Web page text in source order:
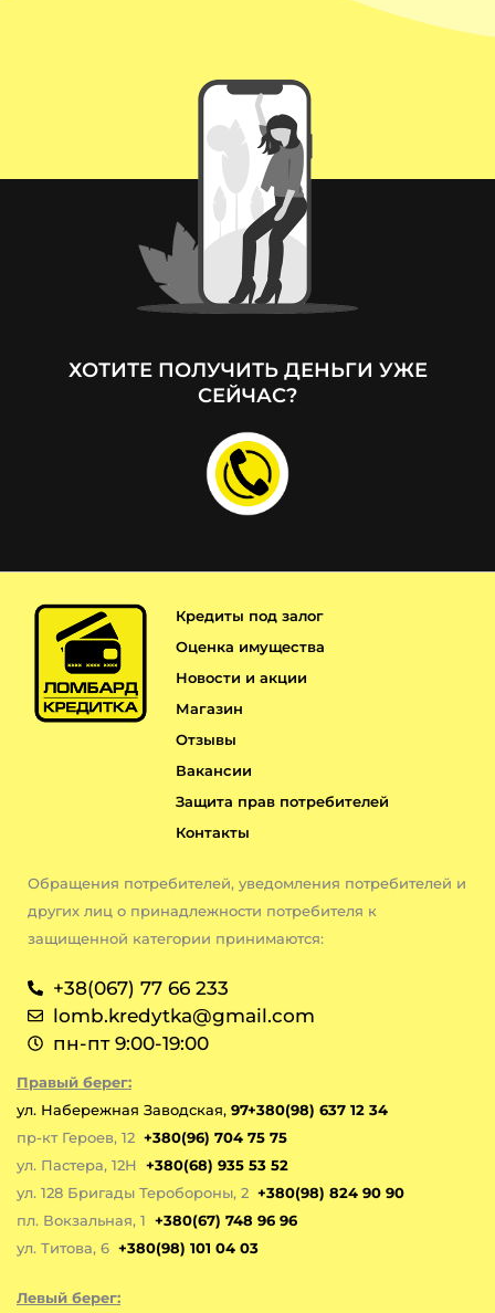
ХОТИТЕ ПОЛУЧИТЬ ДЕНЬГИ УЖЕ
СЕЙЧАС?
Кредиты под залог
Оценка имущества
Новости и акции
Магазин
Отзывы
Вакансии
Защита прав потребителей
Контакты
Обращения потребителей, уведомления потребителей и
других лиц о принадлежности потребителя к
защищенной категории принимаются:
+38(067) 77 66 233
lomb.kredytka@gmail.com
пн-пт 9:00-19:00
Правый берег:
ул. Набережная Заводская, 97+380(98) 637 12 34
пр-кт Героев, 12 +380(96) 704 75 75
ул. Пастера, 12Н +380(68) 935 53 52
ул. 128 Бригады Теробороны, 2 +380(98) 824 90 90
пл. Вокзальная, 1 +380(67) 748 96 96
ул. Титова, 6 +380(98) 101 04 03
Левый берег: